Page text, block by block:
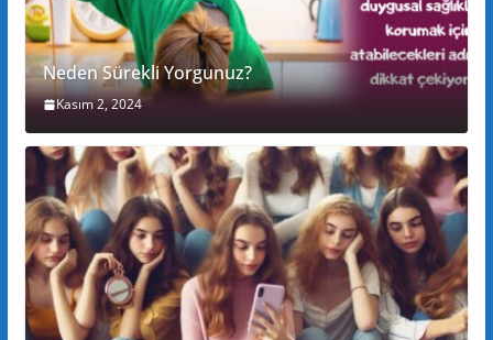
Neden Sürekli Yorgunuz?
Kasım 2, 2024